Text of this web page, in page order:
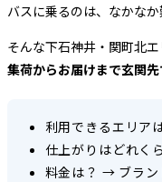
バスに乗るのは、なかなか
そんな下石神井・関町北エ
集荷からお届けまで玄関先
利用できるエリア
仕上がりはどれく
料金は？ → ブラ